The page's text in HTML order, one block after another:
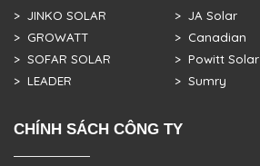
> JINKO SOLAR
> GROWATT
> SOFAR SOLAR
> LEADER
> JA Solar
> Canadian
> Powitt Solar
> Sumry
CHÍNH SÁCH CÔNG TY